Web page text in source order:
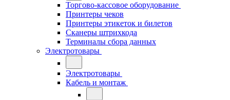
Торгово-кассовое оборудование
Принтеры чеков
Принтеры этикеток и билетов
Сканеры штрихкода
Терминалы сбора данных
Электротовары
Электротовары
Кабель и монтаж